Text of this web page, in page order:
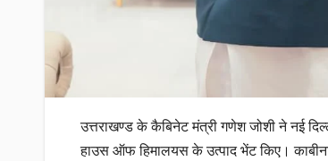
उत्तराखण्ड के कैबिनेट मंत्री गणेश जोशी ने नई
हाउस ऑफ हिमालयस के उत्पाद भेंट किए।